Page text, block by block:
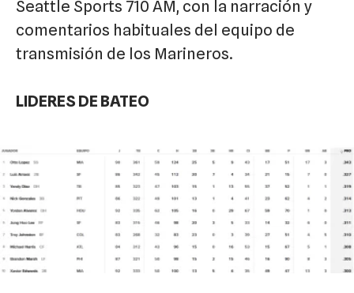
Seattle Sports 710 AM, con la narración y
comentarios habituales del equipo de
transmisión de los Marineros.
LIDERES DE BATEO